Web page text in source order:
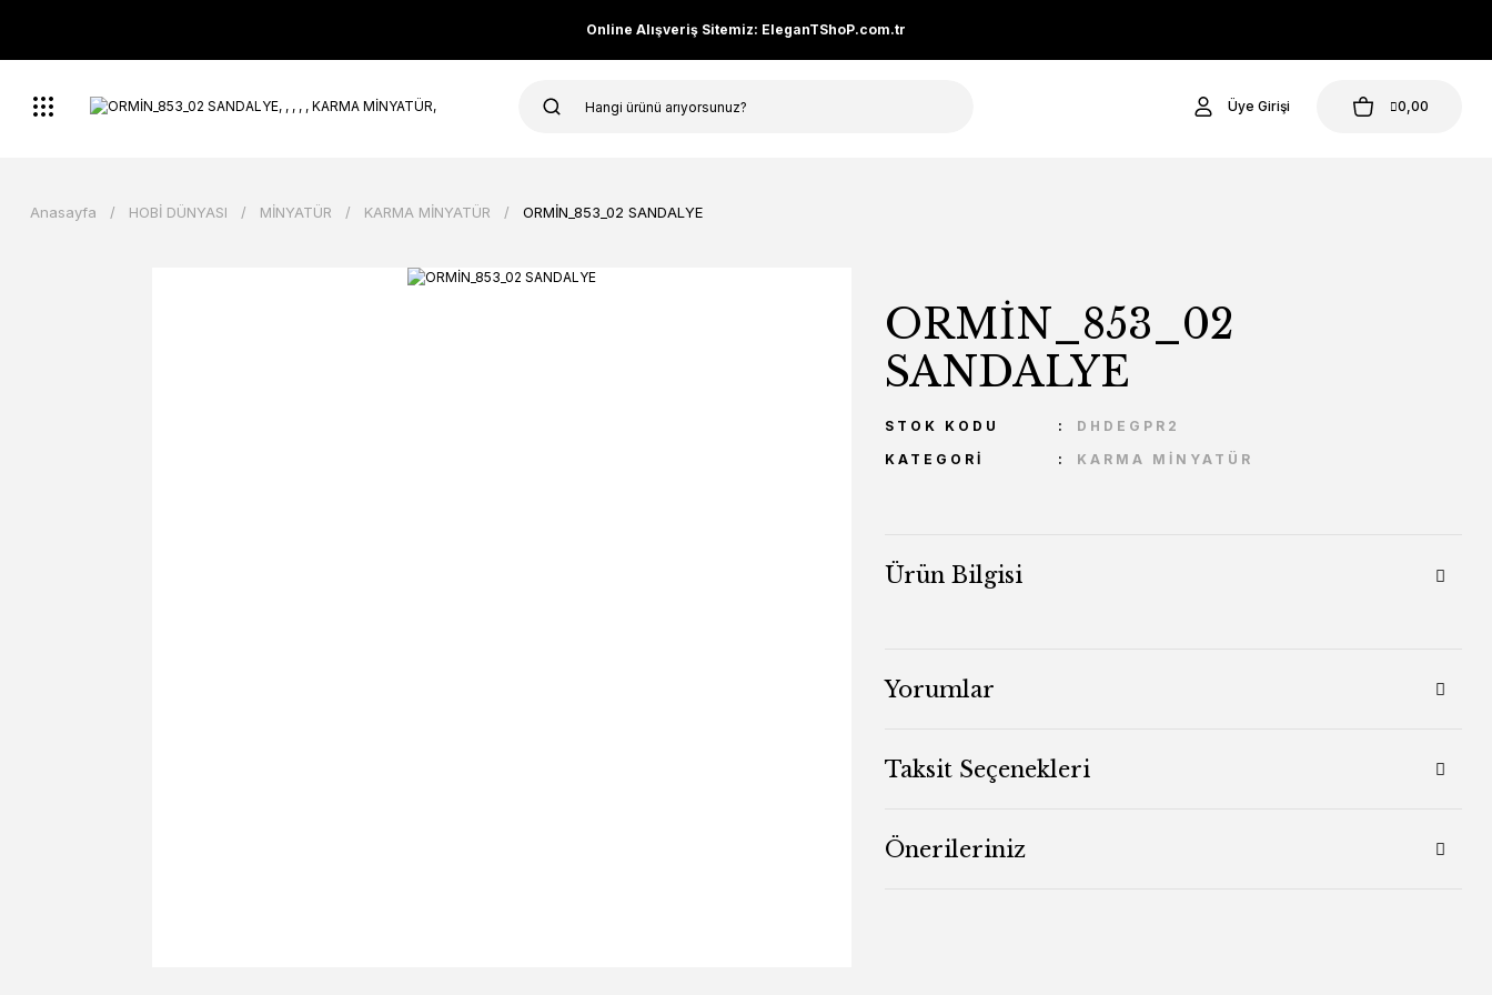
Online Alışveriş Sitemiz: EleganTShoP.com.tr
Üye Girişi 0,00
Anasayfa HOBİ DÜNYASI MİNYATÜR KARMA MİNYATÜR ORMİN_853_02 SANDALYE
ORMİN_853_02
SANDALYE
STOK KODU
DHDEGPR2
KATEGORI
KARMA MİNYATÜR
Ürün Bilgisi
Yorumlar
Taksit Seçenekleri
Önerileriniz